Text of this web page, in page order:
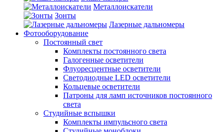
Металлоискатели
Зонты
Лазерные дальномеры
Фотооборудование
Постоянный свет
Комплекты постоянного света
Галогенные осветители
Флуоресцентные осветители
Светодиодные LED осветители
Кольцевые осветители
Патроны для ламп источников постоянного
света
Студийные вспышки
Комплекты импульсного света